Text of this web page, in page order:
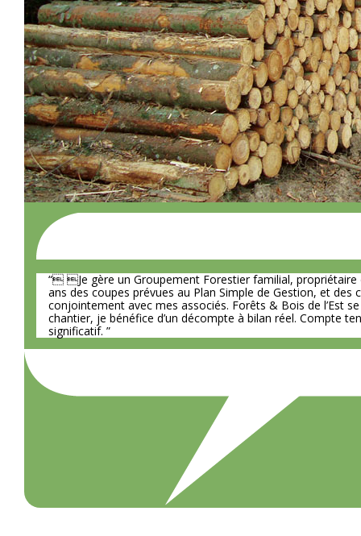
“ Je gère un Groupement Forestier familial, propriétaire
ans des coupes prévues au Plan Simple de Gestion, et
conjointement avec mes associés. Forêts & Bois de l’Est
chantier, je bénéfice d’un décompte à bilan réel. Compte
significatif. ”